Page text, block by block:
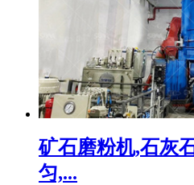
矿石磨粉机,石灰
匀,...